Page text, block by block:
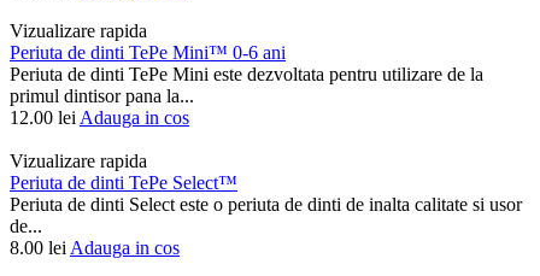
Vizualizare rapida
Periuta de dinti TePe Mini™ 0-6 ani
Periuta de dinti TePe Mini este dezvoltata pentru utilizare de la
primul dintisor pana la...
12.00 lei Adauga in cos
Vizualizare rapida
Periuta de dinti TePe Select™
Periuta de dinti Select este o periuta de dinti de inalta calitate si usor
de...
8.00 lei Adauga in cos